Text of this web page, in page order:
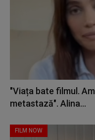
"Viața bate filmul.
metastază". Alina...
FILM NOW